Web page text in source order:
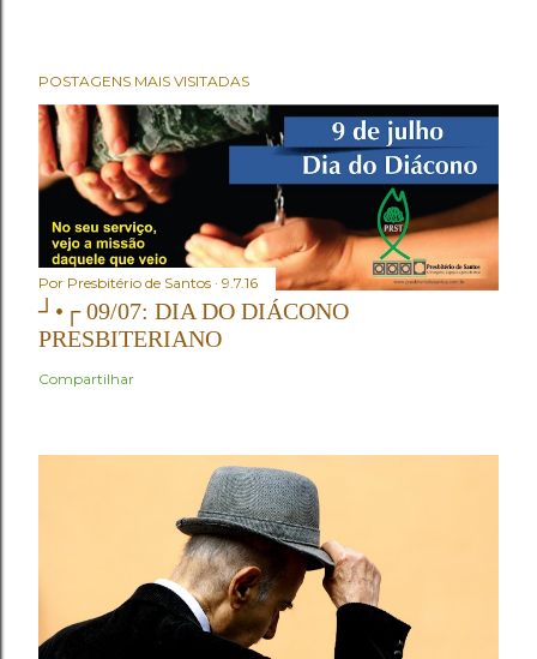
POSTAGENS MAIS VISITADAS
Por Presbitério de Santos 9.7.16
┘•┌ 09/07: DIA DO DIÁCONO
PRESBITERIANO
Compartilhar